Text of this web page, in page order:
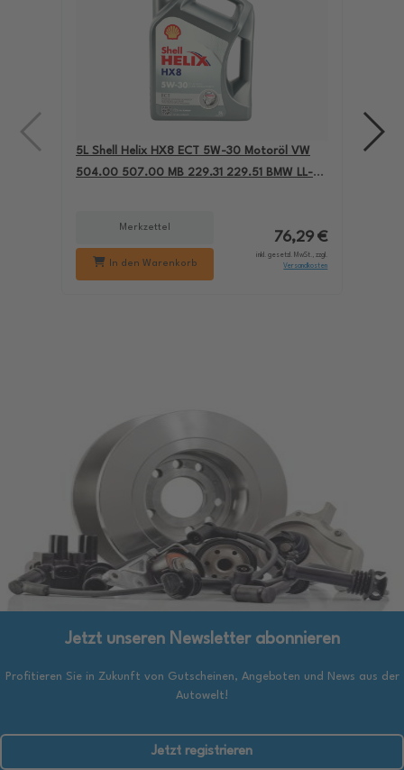
5L Shell Helix HX8 ECT 5W-30 Motoröl VW
504.00 507.00 MB 229.31 229.51 BMW LL-04
Merkzettel
In den Warenkorb
76,29 €
inkl. gesetzl. MwSt., zzgl.
Versandkosten
Jetzt unseren Newsletter abonnieren
Profitieren Sie in Zukunft von Gutscheinen, Angeboten und News aus der
Autowelt!
Jetzt registrieren